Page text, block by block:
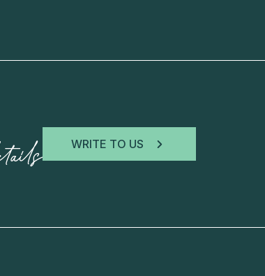
WRITE TO US